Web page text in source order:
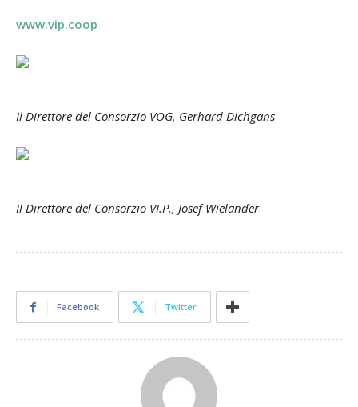
www.vip.coop
Il Direttore del Consorzio VOG, Gerhard Dichgans
Il Direttore del Consorzio VI.P., Josef Wielander
Facebook Twitter